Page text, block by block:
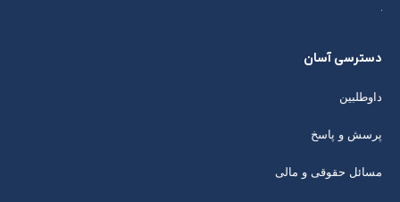
دسترسی آسان
داوطلبین
پرسش و پاسخ
مسائل حقوقی و مالی